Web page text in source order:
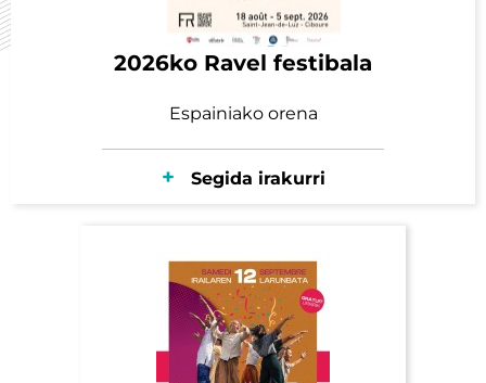
2026ko Ravel festibala
Espainiako orena
Segida irakurri